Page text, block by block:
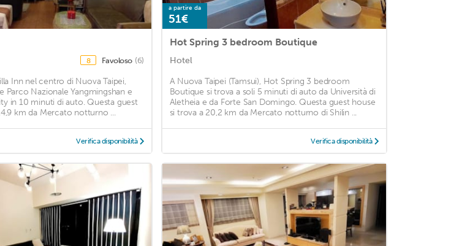
8 Favoloso (6)
Inn nel centro di Nuova Taipei,
Parco Nazionale Yangmingshan e
in 10 minuti di auto. Questa guest
km da Mercato notturno ...
Verifica disponibilità
a partire da
51€
Hot Spring 3 bedroom Boutique
Hotel
A Nuova Taipei (Tamsui), Hot Spring 3 bedroom
Boutique si trova a soli 5 minuti di auto da Università di
Aletheia e da Forte San Domingo. Questa guest house
si trova a 20,2 km da Mercato notturno di Shilin ...
Verifica disponibilità